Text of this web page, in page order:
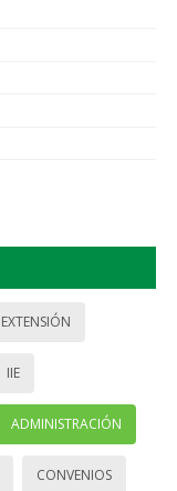
EXTENSIÓN
IIE
ADMINISTRACIÓN
CONVENIOS